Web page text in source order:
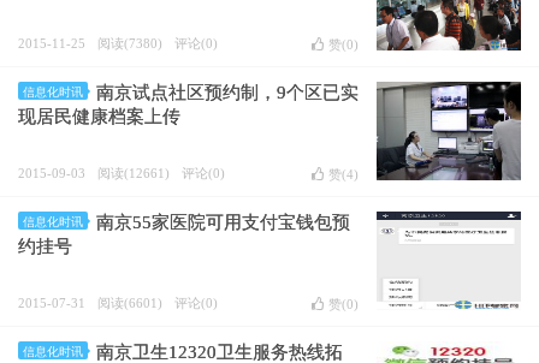
2015-11-25 阅读(7380) 评论(0) 赞(0)
信息化时讯
南京试点社区预约制，9个区已实
现居民健康档案上传
2015-09-03 阅读(12661) 评论(0) 赞(4)
信息化时讯
南京55家医院可用支付宝钱包预
约挂号
2015-07-31 阅读(6601) 评论(0) 赞(0)
信息化时讯
南京卫生12320卫生服务热线拓